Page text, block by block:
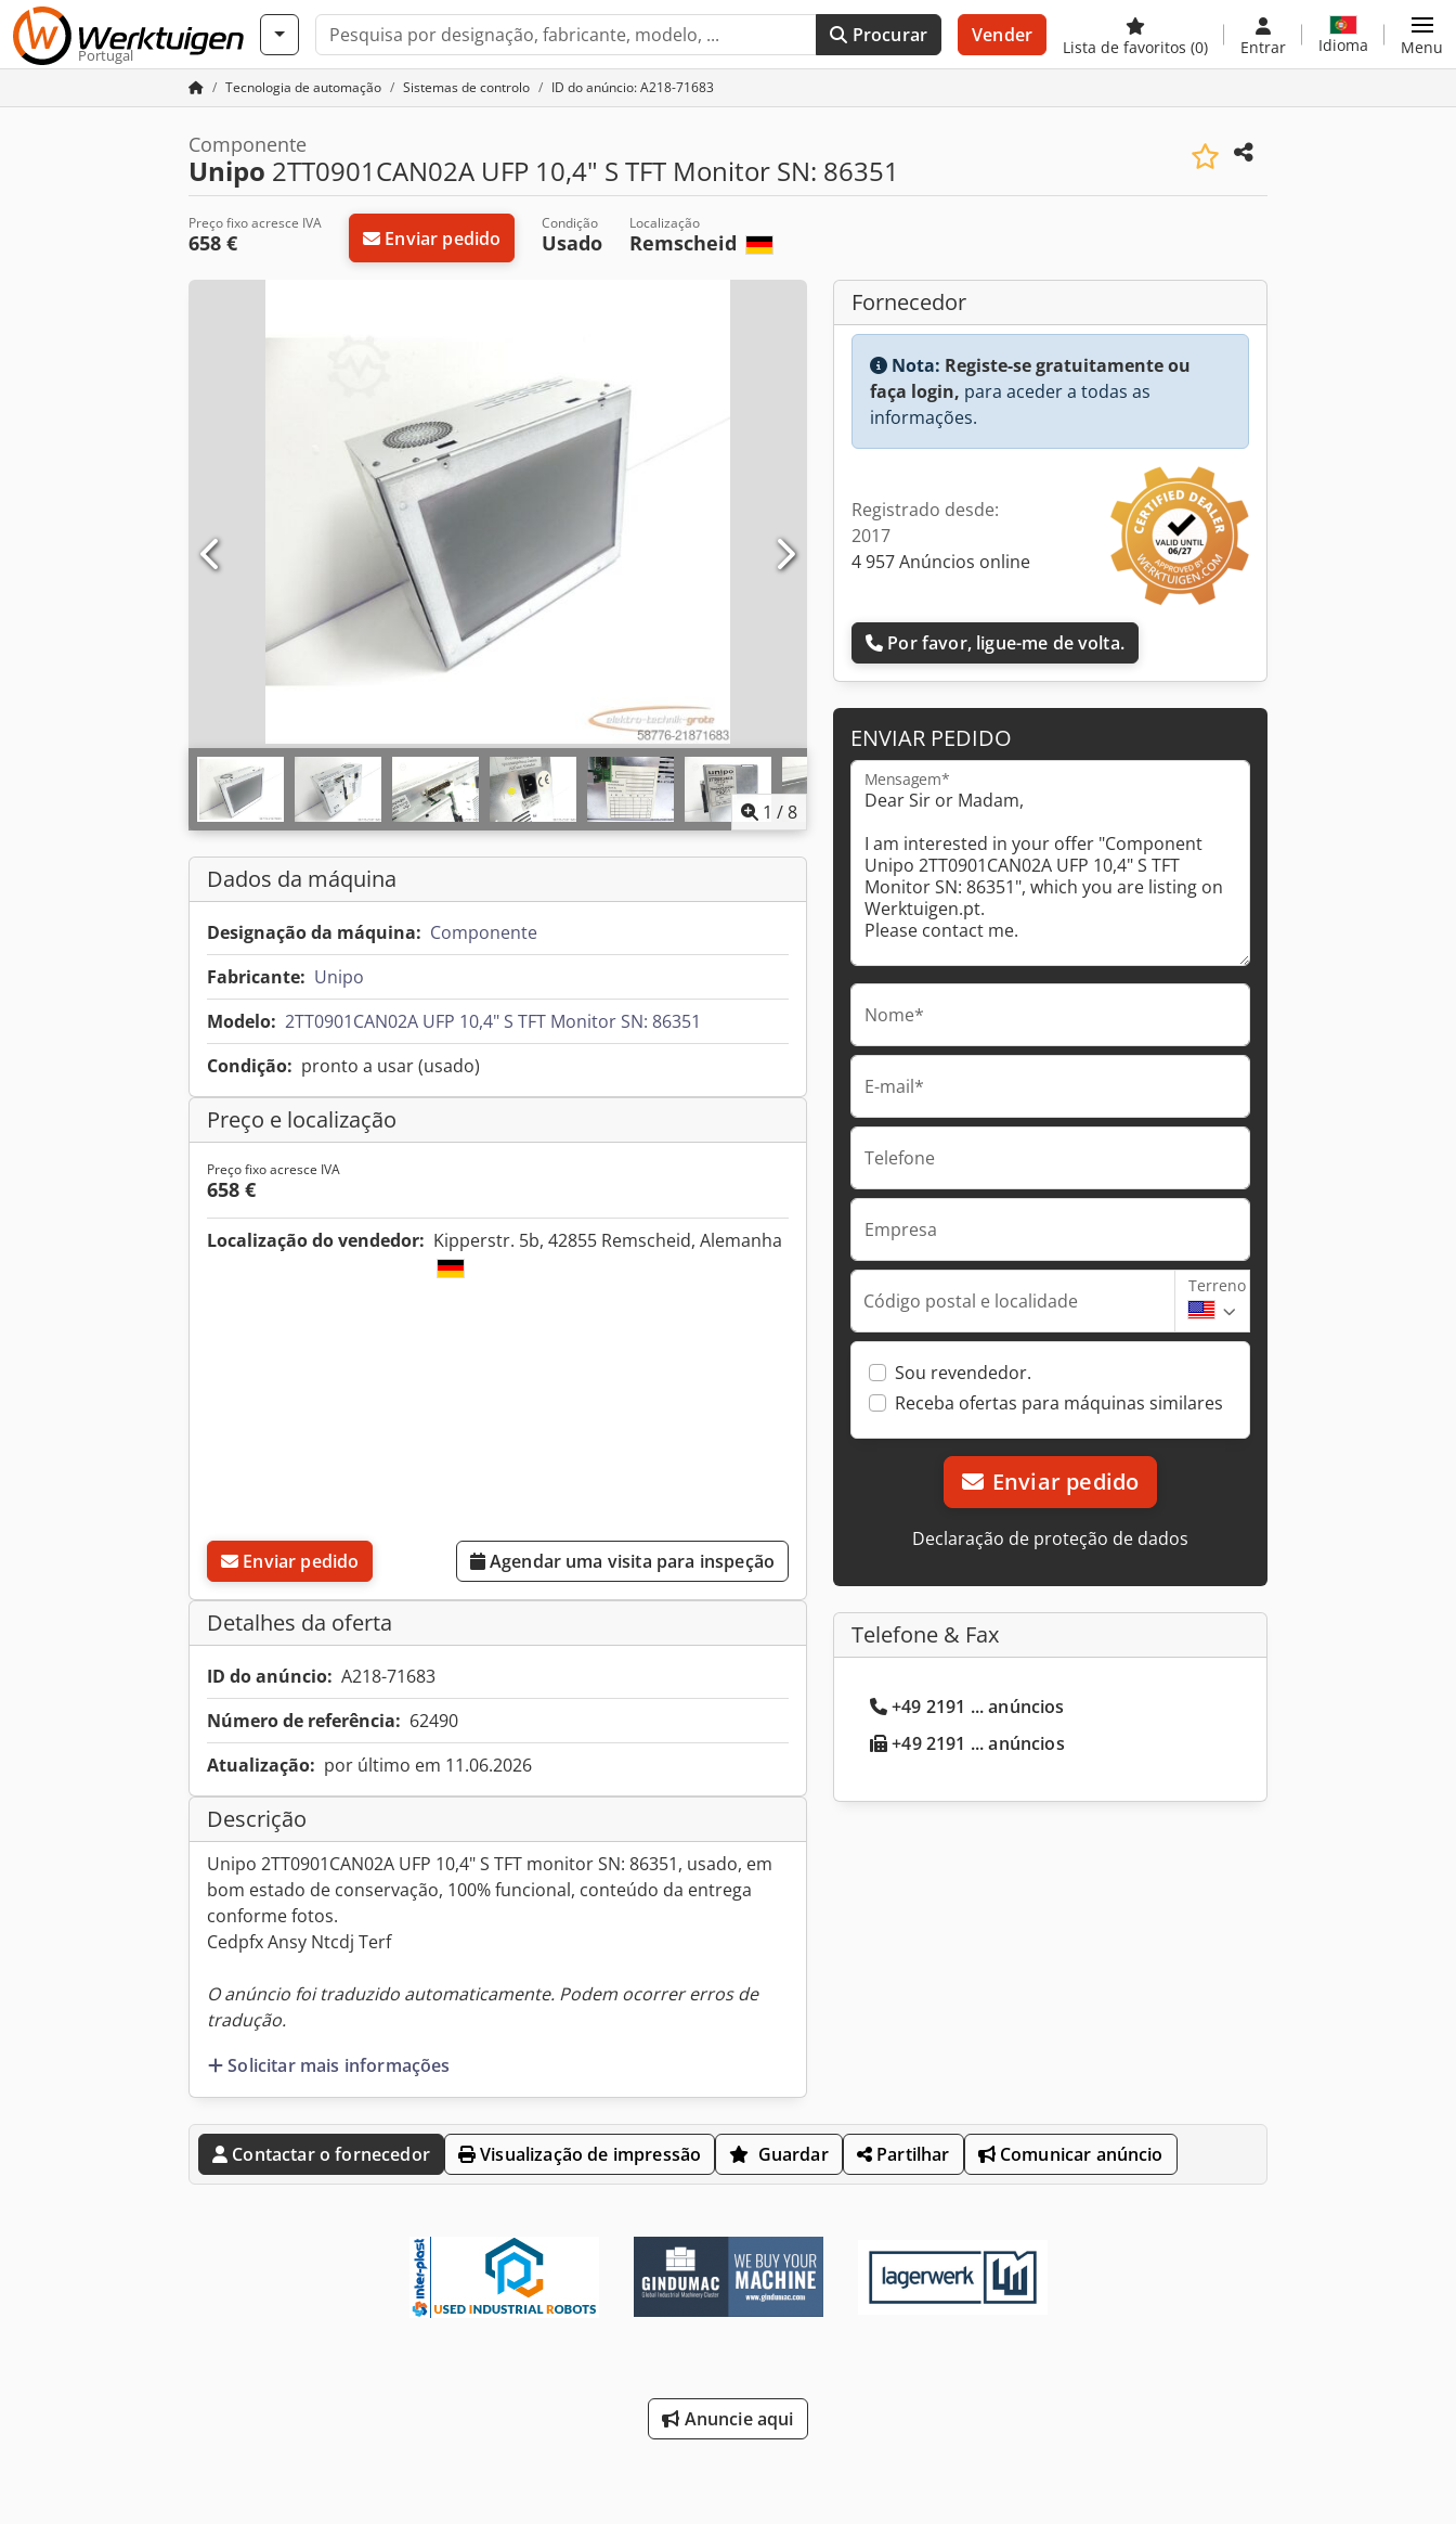
Portugal
Procurar Vender
Lista de favoritos (0) Entrar Idioma Menu
Tecnologia de automação Sistemas de controlo ID do anúncio: A218-71683
Componente
Unipo 2TT0901CAN02A UFP 10,4" S TFT Monitor SN: 86351
Preço fixo acresce IVA
658 € Enviar pedido
Condição
Usado
Localização
Remscheid
1 /8
Dados da máquina
Designação da máquina: Componente
Fabricante: Unipo
Modelo: 2TT0901CAN02A UFP 10,4" S TFT Monitor SN: 86351
Condição: pronto a usar (usado)
Preço e localização
Preço fixo acresce IVA
658 €
Localização do vendedor: Kipperstr. 5b, 42855 Remscheid, Alemanha
Enviar pedido Agendar uma visita para inspeção
Detalhes da oferta
ID do anúncio: A218-71683
Número de referência: 62490
Atualização: por último em 11.06.2026
Descrição
Unipo 2TT0901CAN02A UFP 10,4" S TFT monitor SN: 86351, usado, em
bom estado de conservação, 100% funcional, conteúdo da entrega
conforme fotos.
Cedpfx Ansy Ntcdj Terf
O anúncio foi traduzido automaticamente. Podem ocorrer erros de
tradução.
Solicitar mais informações
Fornecedor
Nota: Registe-se gratuitamente ou
faça login, para aceder a todas as
informações.
Registrado desde:
2017
4 957 Anúncios online
Por favor, ligue-me de volta.
ENVIAR PEDIDO
Mensagem*
Nome*
E-mail*
Telefone
Empresa
Código postal e localidade
Terreno
Sou revendedor.
Receba ofertas para máquinas similares
Enviar pedido
Declaração de proteção de dados
Telefone & Fax
+49 2191 ... anúncios
+49 2191 ... anúncios
Contactar o fornecedor Visualização de impressão Guardar Partilhar Comunicar anúncio
Anuncie aqui